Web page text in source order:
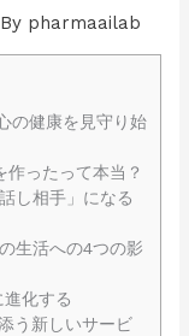
pharmaailab
の健康を見守り始
ったって本当？
し相手」になる
生活への4つの影
化する
う新しいサービ